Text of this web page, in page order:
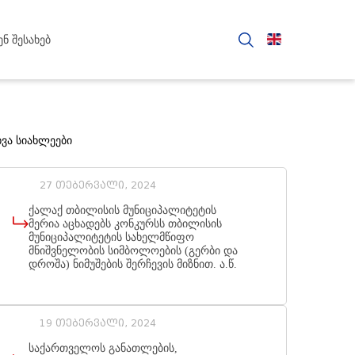
შესახებ
სიახლეები
27 თებერვალი, 2024
ქალაქ თბილისის მუნიციპალიტეტის
მერია აცხადებს კონკურსს თბილისის
მუნიციპალიტეტის სახელმწიფო
მნიშვნელობის სიმბოლოების (გერბი და
დროშა) ნიმუშების შერჩევის მიზნით. ა.წ.
19 თებერვალი, 2024
საქართველოს განათლების,